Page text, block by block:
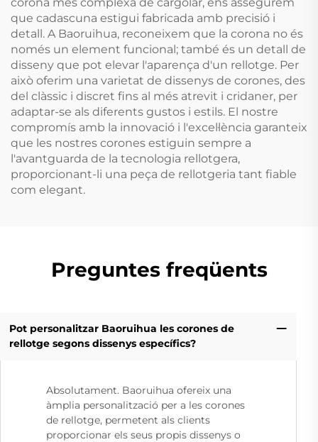
que cadascuna estigui fabricada amb precisió i
detall. A Baoruihua, reconeixem que la corona no és
només un element funcional; també és un detall de
disseny que pot elevar l'aparença d'un rellotge. Per
això oferim una varietat de dissenys de corones, des
del clàssic i discret fins al més atrevit i cridaner, per
adaptar-se als diferents gustos i estils. El nostre
compromís amb la innovació i l'excel·lència garanteix
que les nostres corones estiguin sempre a
l'avantguarda de la tecnologia rellotgera,
proporcionant-li una peça de rellotgeria tant fiable
com elegant.
Preguntes freqüents
Pot personalitzar Baoruihua les corones de
rellotge segons dissenys específics?
Absolutament. Baoruihua ofereix una
àmplia personalització per a les corones
de rellotge, permetent als clients
proporcionar els seus propis dissenys o